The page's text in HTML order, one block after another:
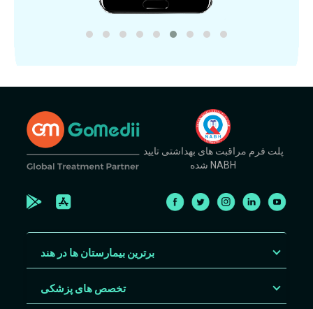
پلت فرم مراقبت های بهداشتی تایید
شده NABH
برترین بیمارستان ها در هند
تخصص های پزشکی